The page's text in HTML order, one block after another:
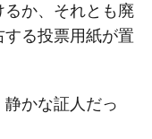
か、それとも廃
る投票用紙が置
かな証人だっ